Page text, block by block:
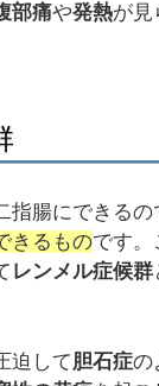
部痛や発熱が見
指腸にできるの
きるものです。
レンメル症候群
迫して胆石症の